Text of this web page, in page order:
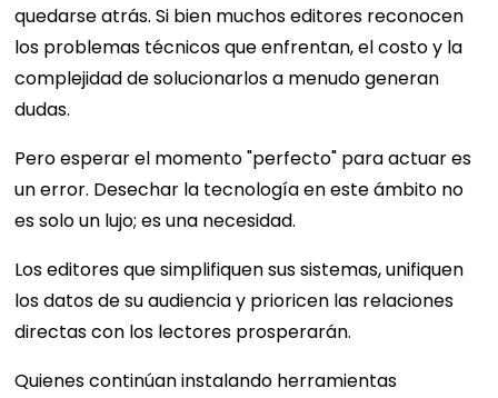
quedarse atrás. Si bien muchos editores reconocen
los problemas técnicos que enfrentan, el costo y la
complejidad de solucionarlos a menudo generan
dudas.
Pero esperar el momento "perfecto" para actuar es
un error. Desechar la tecnología en este ámbito no
es solo un lujo; es una necesidad.
Los editores que simplifiquen sus sistemas, unifiquen
los datos de su audiencia y prioricen las relaciones
directas con los lectores prosperarán.
Quienes continúan instalando herramientas